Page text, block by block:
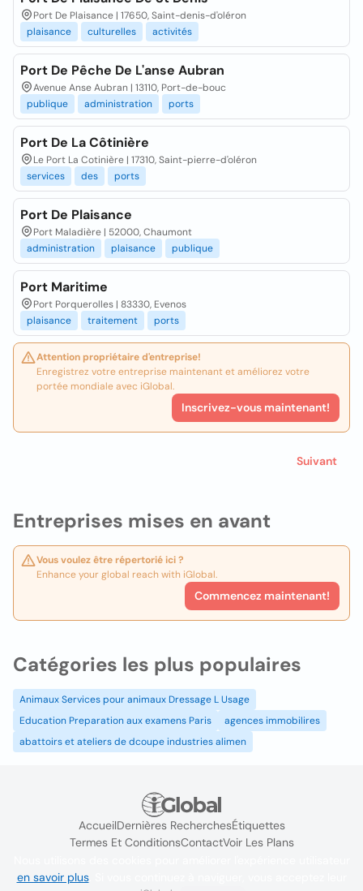
Entreprises mises en avant
Vous voulez être répertorié ici ?
Enhance your global reach with iGlobal.
Commencez maintenant!
Port De Plaisance | 17650, Saint-denis-d'oléron
plaisance
culturelles activités
Port De Pêche De L'anse Aubran
Avenue Anse Aubran | 13110, Port-de-bouc
publique
administration ports
Port De La Côtinière
Le Port La Cotinière | 17310, Saint-pierre-d'oléron
services
des ports
Port De Plaisance
Port Maladière | 52000, Chaumont
administration
plaisance publique
Port Maritime
Port Porquerolles | 83330, Evenos
plaisance
traitement ports
Attention propriétaire d'entreprise!
Enregistrez votre entreprise maintenant et améliorez votre
portée mondiale avec iGlobal.
Inscrivez-vous maintenant!
Suivant
Catégories les plus populaires
Animaux Services pour animaux Dressage L Usage
Education Preparation aux examens Paris
agences immobilires
abattoirs et ateliers de dcoupe industries alimen
AccueilDernières RecherchesÉtiquettes
Termes Et ConditionsContactVoir Les Plans
en savoir plus. Si vous continuez à naviguer, vous acceptez leur